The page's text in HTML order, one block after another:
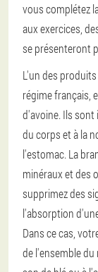
vous complétez
aux exercices,
se présenteront
L'un des
régime français,
d'avoine. Ils sont
du corps et à la
l'estomac. La
minéraux et des
supprimez des
l'absorption
Dans ce cas,
de l'ensemble du